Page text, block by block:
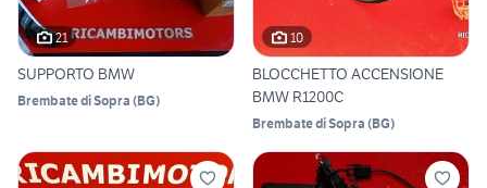
21
SUPPORTO BMW
Brembate di Sopra (BG)
10
BLOCCHETTO ACCENSIONE
BMW R1200C
Brembate di Sopra (BG)